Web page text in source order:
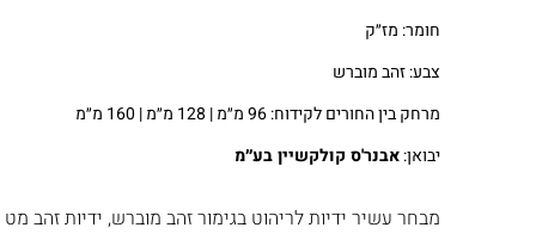
חומר: מז״ק
צבע: זהב מוברש
מרחק בין החורים לקידוח: 96 מ״מ | 128 מ״מ | 160 מ״מ
יבואן:אבנר'ס קולקשיין בע״מ
מבחר עשיר ידיות לריהוט בגימור זהב מוברש, ידיות זהב